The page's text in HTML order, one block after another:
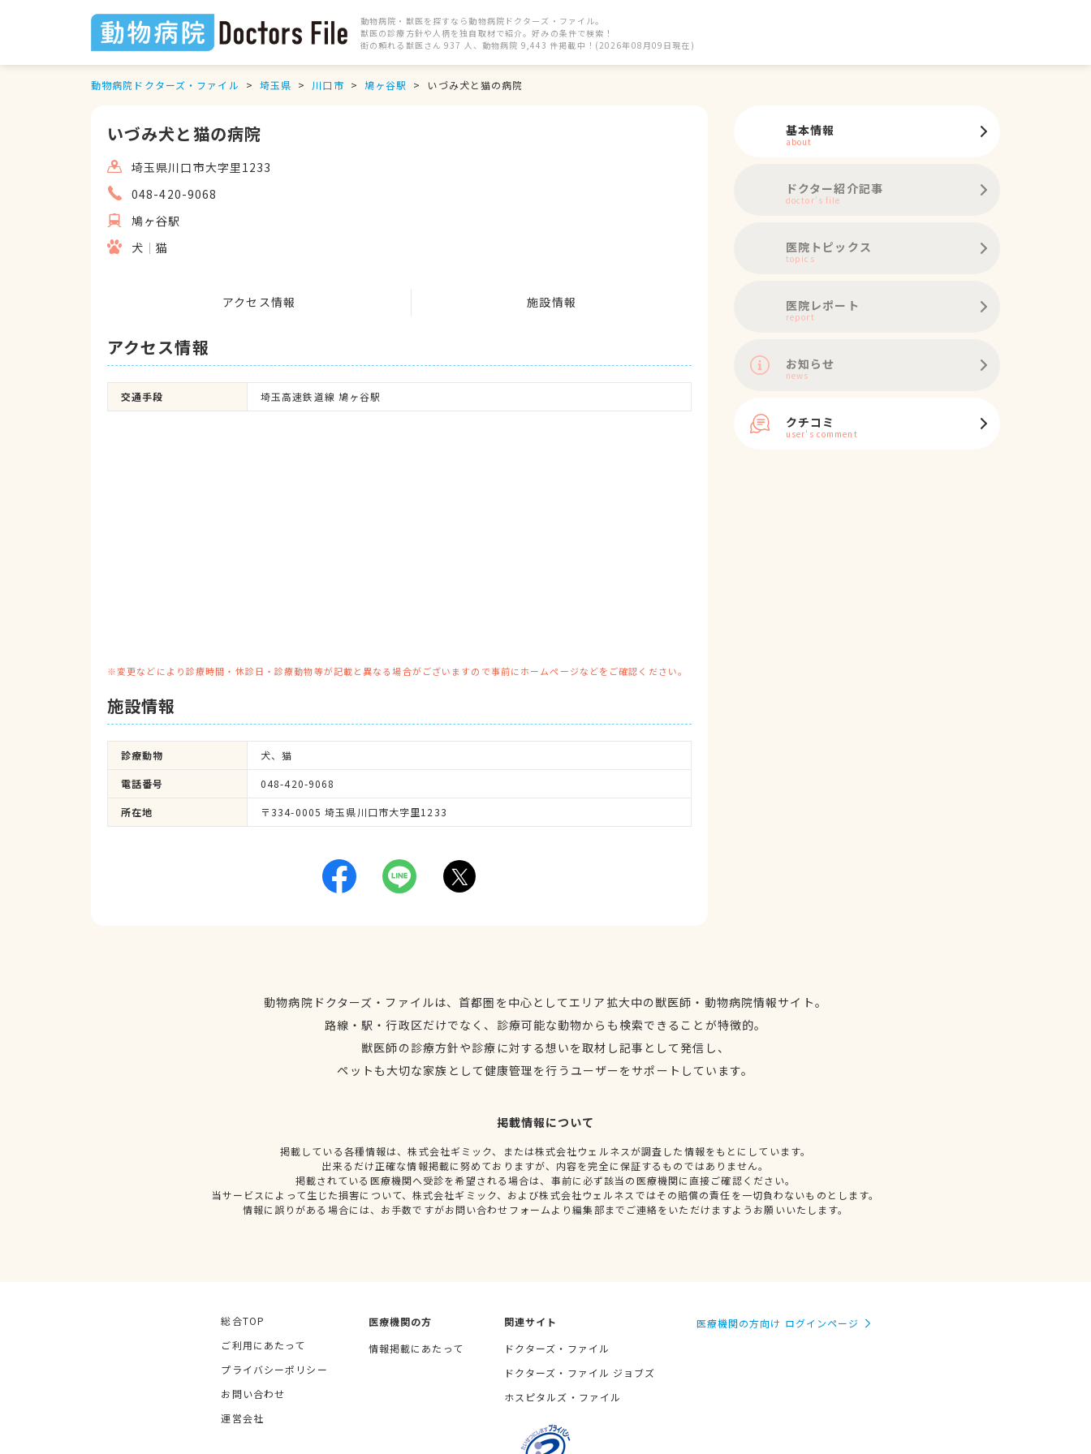
動物病院・獣医を探すなら動物病院ドクターズ・ファイル。
獣医の診療方針や人柄を独自取材で紹介。好みの条件で検索！
街の頼れる獣医さん 937 人、動物病院 9,443 件掲載中！(2026年08月09日現在)
動物病院ドクターズ・ファイル 埼玉県 川口市 鳩ヶ谷駅 いづみ犬と猫の病院
いづみ犬と猫の病院
埼玉県川口市大字里1233
048-420-9068
鳩ヶ谷駅
犬
猫
アクセス情報 施設情報
アクセス情報
交通手段 埼玉高速鉄道線 鳩ヶ谷駅
※変更などにより診療時間・休診日・診療動物等が記載と異なる場合がございますので事前にホームページなどをご確認ください。
施設情報
診療動物 犬、猫
電話番号 048-420-9068
所在地 〒334-0005 埼玉県川口市大字里1233
基本情報
about
ドクター紹介記事
doctor's file
医院トピックス
topics
医院レポート
report
お知らせ
news
クチコミ
user's comment
動物病院ドクターズ・ファイルは、首都圏を中心としてエリア拡大中の獣医師・動物病院情報サイト。
路線・駅・行政区だけでなく、診療可能な動物からも検索できることが特徴的。
獣医師の診療方針や診療に対する想いを取材し記事として発信し、
ペットも大切な家族として健康管理を行うユーザーをサポートしています。
掲載情報について
掲載している各種情報は、株式会社ギミック、または株式会社ウェルネスが調査した情報をもとにしています。
出来るだけ正確な情報掲載に努めておりますが、内容を完全に保証するものではありません。
掲載されている医療機関へ受診を希望される場合は、事前に必ず該当の医療機関に直接ご確認ください。
当サービスによって生じた損害について、株式会社ギミック、および株式会社ウェルネスではその賠償の責任を一切負わないものとします。
情報に誤りがある場合には、お手数ですがお問い合わせフォームより編集部までご連絡をいただけますようお願いいたします。
総合TOP
ご利用にあたって
プライバシーポリシー
お問い合わせ
運営会社
医療機関の方
情報掲載にあたって
関連サイト
ドクターズ・ファイル
ドクターズ・ファイル ジョブズ
ホスピタルズ・ファイル
医療機関の方向け ログインページ